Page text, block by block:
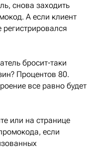
снова заходить
А если клиент
бросит-таки
Процентов 80.
все равно будет
или на странице
если